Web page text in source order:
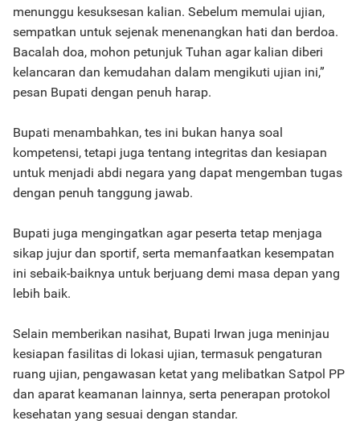
menunggu kesuksesan kalian. Sebelum memulai ujian,
sempatkan untuk sejenak menenangkan hati dan berdoa.
Bacalah doa, mohon petunjuk Tuhan agar kalian diberi
kelancaran dan kemudahan dalam mengikuti ujian ini,”
pesan Bupati dengan penuh harap.
Bupati menambahkan, tes ini bukan hanya soal
kompetensi, tetapi juga tentang integritas dan kesiapan
untuk menjadi abdi negara yang dapat mengemban tugas
dengan penuh tanggung jawab.
Bupati juga mengingatkan agar peserta tetap menjaga
sikap jujur dan sportif, serta memanfaatkan kesempatan
ini sebaik-baiknya untuk berjuang demi masa depan yang
lebih baik.
Selain memberikan nasihat, Bupati Irwan juga meninjau
kesiapan fasilitas di lokasi ujian, termasuk pengaturan
ruang ujian, pengawasan ketat yang melibatkan Satpol PP
dan aparat keamanan lainnya, serta penerapan protokol
kesehatan yang sesuai dengan standar.